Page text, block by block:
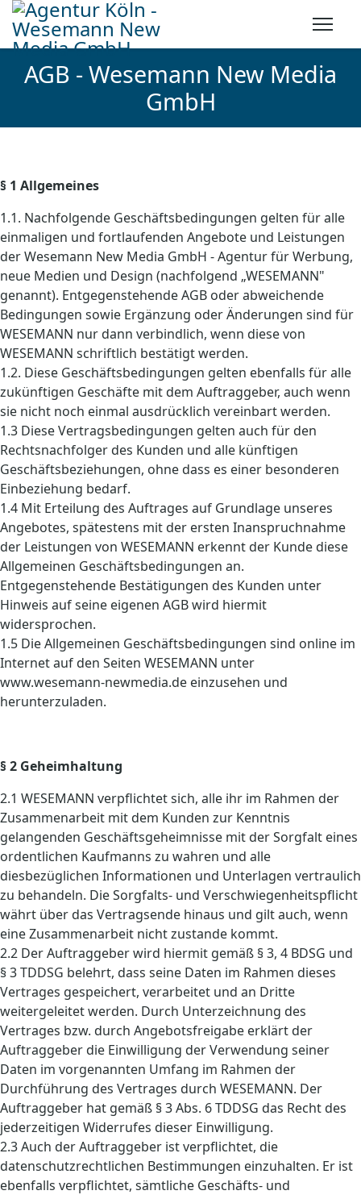
AGB - Wesemann New Media
GmbH
§ 1 Allgemeines
1.1. Nachfolgende Geschäftsbedingungen gelten für alle
einmaligen und fortlaufenden Angebote und Leistungen
der Wesemann New Media GmbH - Agentur für Werbung,
neue Medien und Design (nachfolgend „WESEMANN"
genannt). Entgegenstehende AGB oder abweichende
Bedingungen sowie Ergänzung oder Änderungen sind für
WESEMANN nur dann verbindlich, wenn diese von
WESEMANN schriftlich bestätigt werden.
1.2. Diese Geschäftsbedingungen gelten ebenfalls für alle
zukünftigen Geschäfte mit dem Auftraggeber, auch wenn
sie nicht noch einmal ausdrücklich vereinbart werden.
1.3 Diese Vertragsbedingungen gelten auch für den
Rechtsnachfolger des Kunden und alle künftigen
Geschäftsbeziehungen, ohne dass es einer besonderen
Einbeziehung bedarf.
1.4 Mit Erteilung des Auftrages auf Grundlage unseres
Angebotes, spätestens mit der ersten Inanspruchnahme
der Leistungen von WESEMANN erkennt der Kunde diese
Allgemeinen Geschäftsbedingungen an.
Entgegenstehende Bestätigungen des Kunden unter
Hinweis auf seine eigenen AGB wird hiermit
widersprochen.
1.5 Die Allgemeinen Geschäftsbedingungen sind online im
Internet auf den Seiten WESEMANN unter
www.wesemann-newmedia.de einzusehen und
herunterzuladen.
§ 2 Geheimhaltung
2.1 WESEMANN verpflichtet sich, alle ihr im Rahmen der
Zusammenarbeit mit dem Kunden zur Kenntnis
gelangenden Geschäftsgeheimnisse mit der Sorgfalt eines
ordentlichen Kaufmanns zu wahren und alle
diesbezüglichen Informationen und Unterlagen vertraulich
zu behandeln. Die Sorgfalts- und Verschwiegenheitspflicht
währt über das Vertragsende hinaus und gilt auch, wenn
eine Zusammenarbeit nicht zustande kommt.
2.2 Der Auftraggeber wird hiermit gemäß § 3, 4 BDSG und
§ 3 TDDSG belehrt, dass seine Daten im Rahmen dieses
Vertrages gespeichert, verarbeitet und an Dritte
weitergeleitet werden. Durch Unterzeichnung des
Vertrages bzw. durch Angebotsfreigabe erklärt der
Auftraggeber die Einwilligung der Verwendung seiner
Daten im vorgenannten Umfang im Rahmen der
Durchführung des Vertrages durch WESEMANN. Der
Auftraggeber hat gemäß § 3 Abs. 6 TDDSG das Recht des
jederzeitigen Widerrufes dieser Einwilligung.
2.3 Auch der Auftraggeber ist verpflichtet, die
datenschutzrechtlichen Bestimmungen einzuhalten. Er ist
ebenfalls verpflichtet, sämtliche Geschäfts- und